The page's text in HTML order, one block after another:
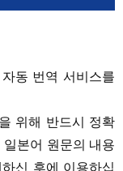
동 번역 서비스를
위해 반드시 정확
본어 원문의 내용
신 후에 이용하십